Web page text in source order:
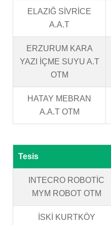
ELAZIĞ SİVRİCE
A.A.T
ERZURUM KARA
YAZI İÇME SUYU A.T
OTM
HATAY MEBRAN
A.A.T OTM
Tesis
INTECRO ROBOTİC
MYM ROBOT OTM
İSKİ KURTKÖY